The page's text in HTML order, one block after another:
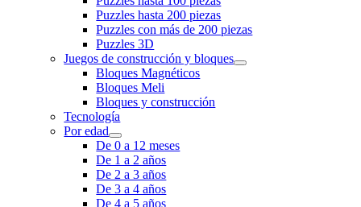
Puzzles hasta 200 piezas
Puzzles con más de 200 piezas
Puzzles 3D
Juegos de construcción y bloques
Bloques Magnéticos
Bloques Meli
Bloques y construcción
Tecnología
Por edad
De 0 a 12 meses
De 1 a 2 años
De 2 a 3 años
De 3 a 4 años
De 4 a 5 años